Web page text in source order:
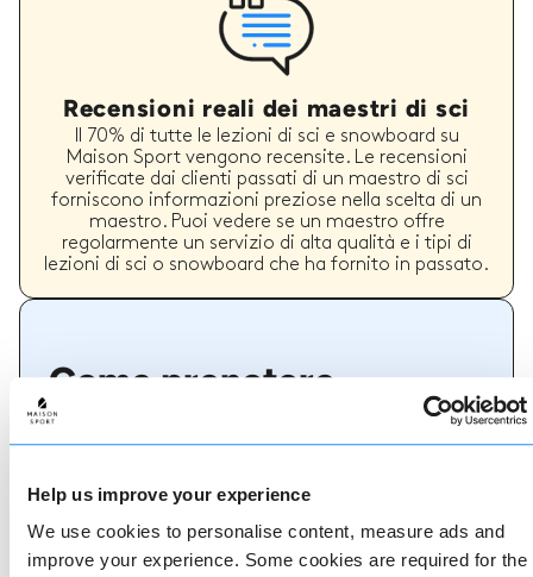
Help us improve your experience
We use cookies to personalise content, measure ads and
improve your experience. Some cookies are required for the
Recensioni reali dei maestri di sci
Il 70% di tutte le lezioni di sci e snowboard su
Maison Sport vengono recensite. Le recensioni
verificate dai clienti passati di un maestro di sci
forniscono informazioni preziose nella scelta di un
maestro. Puoi vedere se un maestro offre
regolarmente un servizio di alta qualità e i tipi di
lezioni di sci o snowboard che ha fornito in passato.
Come prenotare
o parlate con il nostro team se avete bisogno di